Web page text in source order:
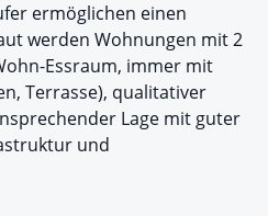
ermöglichen einen
werden Wohnungen mit 2
Essraum, immer mit
Terrasse), qualitativer
Lage mit guter
und